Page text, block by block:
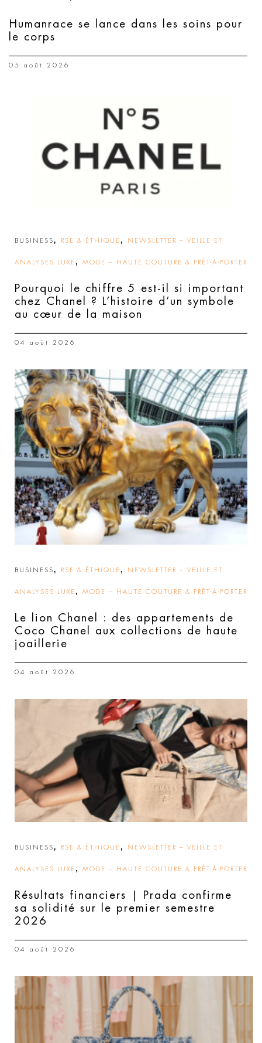
Humanrace se lance dans les soins pour
le corps
05 août 2026
BUSINESS, RSE & ÉTHIQUE , NEWSLETTER – VEILLE ET
ANALYSES LUXE , MODE – HAUTE COUTURE & PRÊT-À-PORTER
Pourquoi le chiffre 5 est-il si important
chez Chanel ? L’histoire d’un symbole
au cœur de la maison
04 août 2026
BUSINESS, RSE & ÉTHIQUE , NEWSLETTER – VEILLE ET
ANALYSES LUXE , MODE – HAUTE COUTURE & PRÊT-À-PORTER
Le lion Chanel : des appartements de
Coco Chanel aux collections de haute
joaillerie
04 août 2026
BUSINESS, RSE & ÉTHIQUE , NEWSLETTER – VEILLE ET
ANALYSES LUXE , MODE – HAUTE COUTURE & PRÊT-À-PORTER
Résultats financiers | Prada confirme
sa solidité sur le premier semestre
2026
04 août 2026